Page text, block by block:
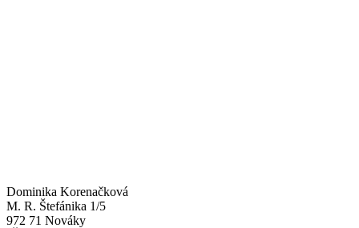
Dominika Korenačková
M. R. Štefánika 1/5
972 71 Nováky